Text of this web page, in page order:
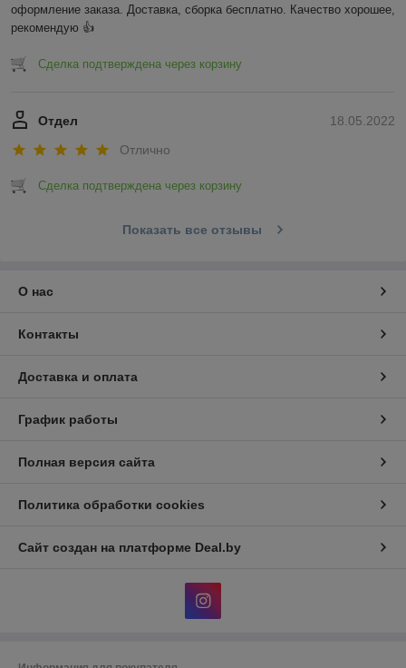
оформление заказа. Доставка, сборка бесплатно. Качество хорошее,
рекомендую 👍
Сделка подтверждена через корзину
18.05.2022
Отдел
Отлично
Сделка подтверждена через корзину
Показать все отзывы
О нас
Контакты
Доставка и оплата
График работы
Полная версия сайта
Политика обработки cookies
Сайт создан на платформе Deal.by